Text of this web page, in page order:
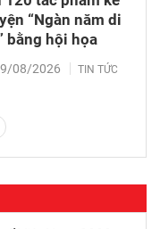
“Ngàn năm di
bằng hội họa
08/2026 TIN TỨC